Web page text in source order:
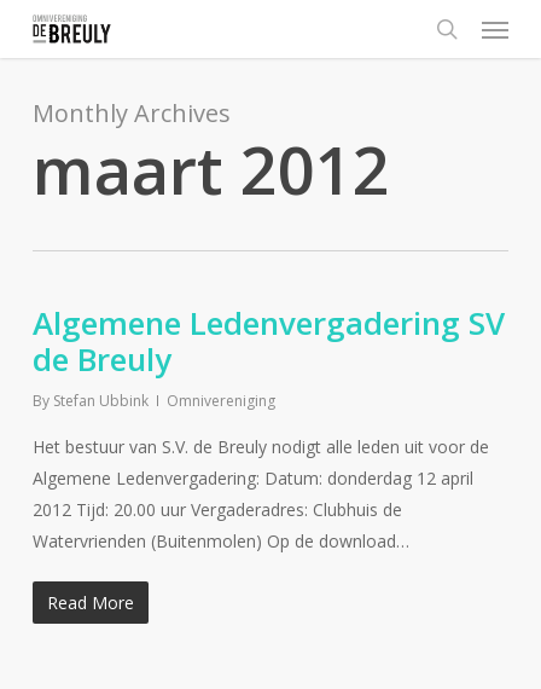
content
search
Menu
Monthly Archives
maart 2012
Algemene Ledenvergadering SV
de Breuly
By Stefan Ubbink Omnivereniging
Het bestuur van S.V. de Breuly nodigt alle leden uit voor de
Algemene Ledenvergadering: Datum: donderdag 12 april
2012 Tijd: 20.00 uur Vergaderadres: Clubhuis de
Watervrienden (Buitenmolen) Op de download…
Read More